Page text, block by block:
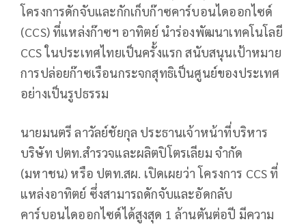
โครงการดักจับและกักเก็บก๊าซคาร์บอนไดออกไซด์
(CCS) ที่แหล่งก๊าซฯ อาทิตย์ นำร่องพัฒนาเทคโนโลยี
CCS ในประเทศไทยเป็นครั้งแรก สนับสนุนเป้าหมาย
การปล่อยก๊าซเรือนกระจกสุทธิเป็นศูนย์ของประเทศ
อย่างเป็นรูปธรรม
นายมนตรี ลาวัลย์ชัยกุล ประธานเจ้าหน้าที่บริหาร
บริษัท ปตท.สำรวจและผลิตปิโตรเลียม จำกัด
(มหาชน) หรือ ปตท.สผ. เปิดเผยว่า โครงการ CCS ที่
แหล่งอาทิตย์ ซึ่งสามารถดักจับและอัดกลับ
คาร์บอนไดออกไซด์ได้สูงสุด 1 ล้านตันต่อปี มีความ